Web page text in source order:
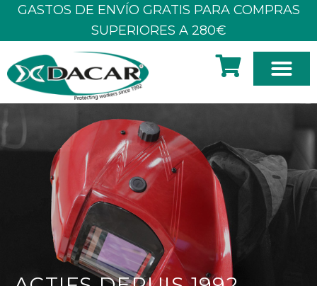
AllerGASTOS DE ENVÍO GRATIS PARA COMPRAS
SUPERIORES A 280€